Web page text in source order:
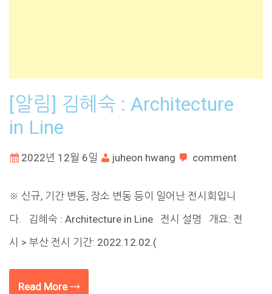
[알림] 김혜숙 : Architecture
in Line
2022년 12월 6일 juheon hwang comment
※ 신규, 기간 변동, 장소 변동 등이 일어난 전시회입니
다. 김혜숙 : Architecture in Line 전시 설명 개요: 전
시 > 부산 전시 기간: 2022.12.02.(
Read More →